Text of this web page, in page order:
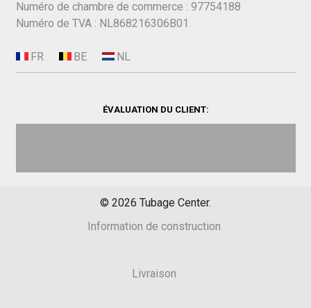
Numéro de chambre de commerce : 97754188
Numéro de TVA : NL868216306B01
ÉVALUATION DU CLIENT:
© 2026 Tubage Center.
Information de construction
Livraison